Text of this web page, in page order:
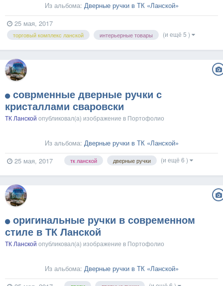
Из альбома: Дверные ручки в ТК «Ланской»
25 мая, 2017
торговый комплекс ланской интерьерные товары (и ещё 5 )
соврменные дверные ручки с
кристаллами сваровски
ТК Ланской опубликовал(а) изображение в Портофолио
Из альбома: Дверные ручки в ТК «Ланской»
25 мая, 2017
тк ланской дверные ручки (и ещё 6 )
оригинальные ручки в современном
стиле в ТК Ланской
ТК Ланской опубликовал(а) изображение в Портофолио
Из альбома: Дверные ручки в ТК «Ланской»